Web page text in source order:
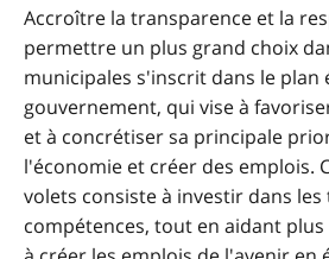
Accroître la transparence et la
permettre un plus grand choix
municipales s'inscrit dans le plan
gouvernement, qui vise à
et à concrétiser sa principale
l'économie et créer des emplois.
volets consiste à investir dans les
compétences, tout en aidant